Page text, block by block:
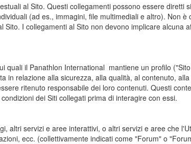
al Sito. Questi collegamenti possono essere diretti
(ad es., immagini, file multimediali e altro). Non è
I collegamenti al Sito non devono implicare alcuna
quali il Panathlon International mantiene un profilo
in relazione alla sicurezza, alla qualità, al contenuto,
ritenuto responsabile dei loro contenuti. Questi
dei Siti collegati prima di interagire con essi.
altri servizi e aree interattivi, o altri servizi e aree che
ecc. (collettivamente indicati come "Forum" o